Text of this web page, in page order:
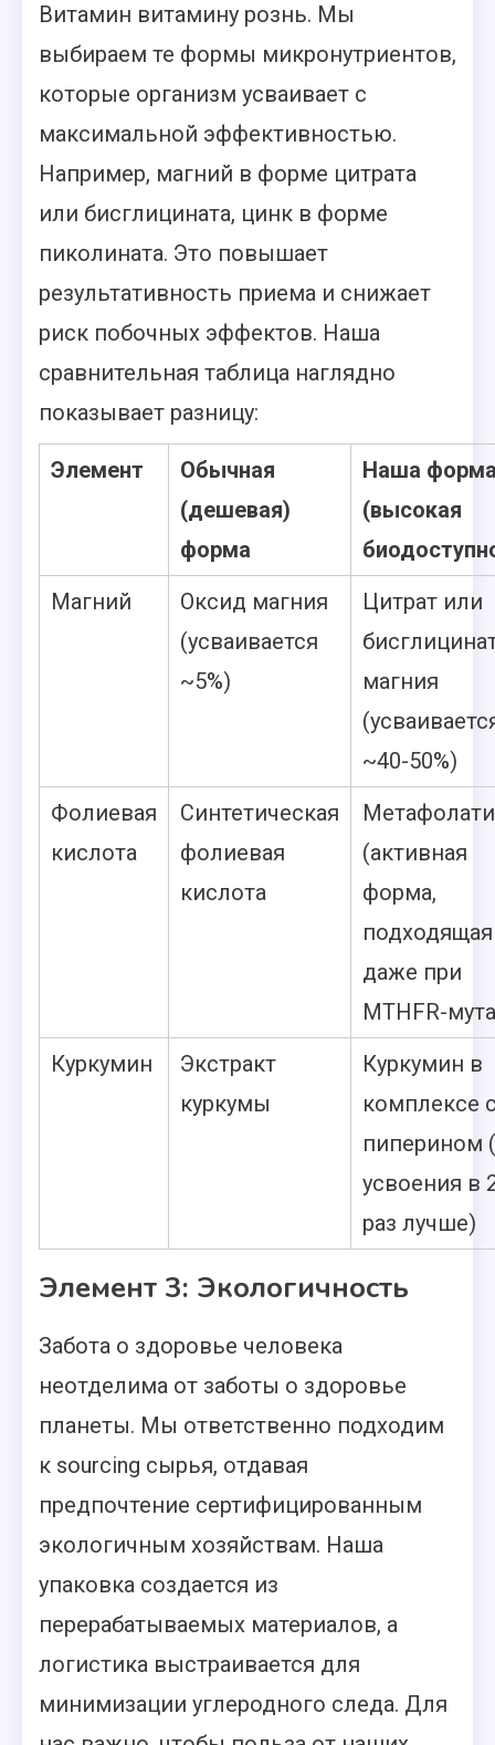
Витамин витамину рознь. Мы
выбираем те формы микронутриентов,
которые организм усваивает с
максимальной эффективностью.
Например, магний в форме цитрата
или бисглицината, цинк в форме
пиколината. Это повышает
результативность приема и снижает
риск побочных эффектов. Наша
сравнительная таблица наглядно
показывает разницу:
Элемент
Обычная
(дешевая)
форма
Наша
(высокая
Магний
Оксид магния
(усваивается
~5%)
Цитрат или
магния
~40-50%)
Фолиевая
кислота
Синтетическая
фолиевая
кислота
(активная
форма,
подходящая
даже при
MTHFR-
Куркумин
Экстракт
куркумы
Куркумин в
комплексе
пиперином
усвоения в
раз лучше)
Элемент 3: Экологичность
Забота о здоровье человека
неотделима от заботы о здоровье
планеты. Мы ответственно подходим
к sourcing сырья, отдавая
предпочтение сертифицированным
экологичным хозяйствам. Наша
упаковка создается из
перерабатываемых материалов, а
логистика выстраивается для
минимизации углеродного следа. Для